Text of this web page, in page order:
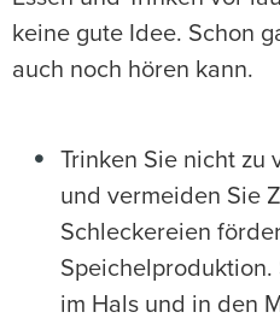
keine gute Idee. Schon
auch noch hören kann.
Trinken Sie nicht zu
und vermeiden Sie
Schleckereien
Speichelproduktion.
im Hals und in den